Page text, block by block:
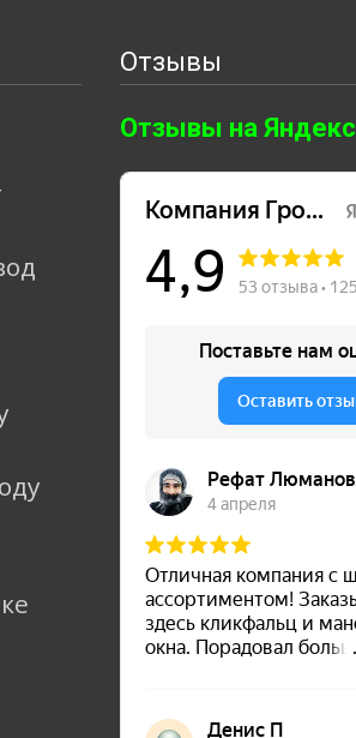
Отзывы
Отзывы на Яндекс